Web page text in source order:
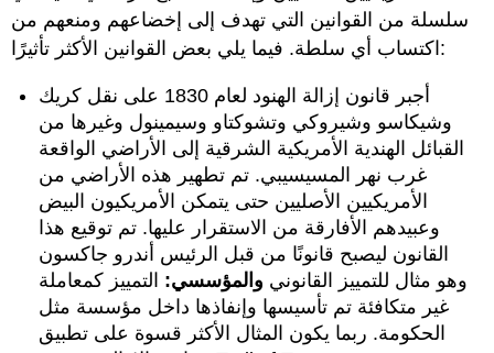
سلسلة من القوانين التي تهدف إلى إخضاعهم ومنعهم من
اكتساب أي سلطة. فيما يلي بعض القوانين الأكثر تأثيرًا:
أجبر قانون إزالة الهنود لعام 1830 على نقل كريك
وشيكاسو وشيروكي وتشوكتاو وسيمينول وغيرها من
القبائل الهندية الأمريكية الشرقية إلى الأراضي الواقعة
غرب نهر المسيسيبي. تم تطهير هذه الأراضي من
الأمريكيين الأصليين حتى يتمكن الأمريكيون البيض
وعبيدهم الأفارقة من الاستقرار عليها. تم توقيع هذا
القانون ليصبح قانونًا من قبل الرئيس أندرو جاكسون
وهو مثال للتمييز القانوني والمؤسسي: التمييز كمعاملة
غير متكافئة تم تأسيسها وإنفاذها داخل مؤسسة مثل
الحكومة. ربما يكون المثال الأكثر قسوة على تطبيق